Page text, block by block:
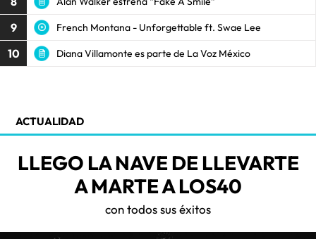
9 French Montana - Unforgettable ft. Swae Lee
10 Diana Villamonte es parte de La Voz México
ACTUALIDAD
LLEGO LA NAVE DE LLEVARTE
A MARTE A LOS40
con todos sus éxitos